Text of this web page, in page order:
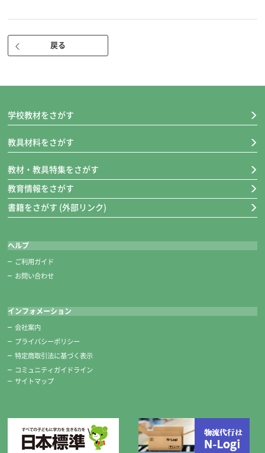
※地域や学校によって、基本セットの内容が変わる場合があります。
大筆です。
※名前シールつき！
厚口罫線入り下敷き（黒）/墨液180cc
厚口罫線入り下敷き（黒）
名前らん付きの罫で、バランスがとりやすい設計です。
墨液180cc
穂先が固まりにくい筆にやさしい墨液です。筆を洗い忘れても墨液につ
超軽量硯四五平/かんたん筆巻
超軽量硯四五平
表は墨用、裏は墨液用として両面が使用可能な軽量の硯です。
四五平サイズはコンパクトなので、墨液をたくさん出しすぎず使用でき
不織布製です。子どもがとめやすいテープ式です。
戻る
学校教材をさがす
教具材料をさがす
教材・教具特集をさがす
教育情報をさがす
書籍をさがす (外部リンク)
ヘルプ
ご利用ガイド
お問い合わせ
インフォメーション
会社案内
プライバシーポリシー
特定商取引法に基づく表示
コミュニティガイドライン
サイトマップ